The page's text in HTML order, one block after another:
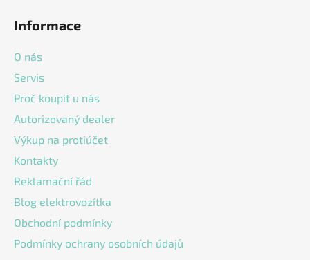
Informace
O nás
Servis
Proč koupit u nás
Autorizovaný dealer
Výkup na protiúčet
Kontakty
Reklamační řád
Blog elektrovozítka
Obchodní podmínky
Podmínky ochrany osobních údajů